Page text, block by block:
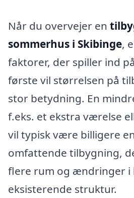
Når du overvejer en
sommerhus i Skibinge,
faktorer, der spiller ind
første vil størrelsen på
stor betydning. En
f.eks. et ekstra værelse
vil typisk være billigere
omfattende tilbygning,
flere rum og ændringer i
eksisterende struktur.